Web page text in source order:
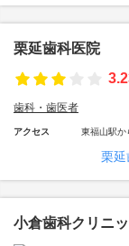
栗延歯科医院
歯科・歯医者
アクセス 東福山駅か
栗延
小倉歯科クリニ